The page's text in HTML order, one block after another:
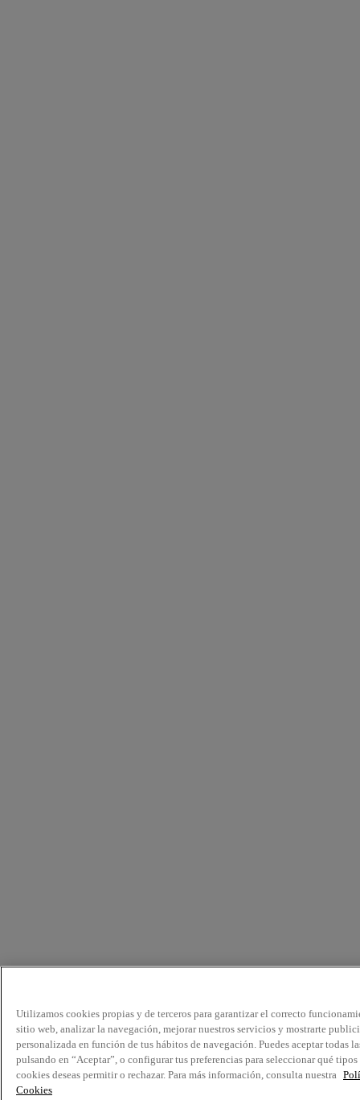
Utilizamos cookies propias y de terceros para garantizar el correcto
sitio web, analizar la navegación, mejorar nuestros servicios y mostrarte
personalizada en función de tus hábitos de navegación. Puedes aceptar todas
pulsando en “Aceptar”, o configurar tus preferencias para seleccionar qué tipos
cookies deseas permitir o rechazar. Para más información, consulta nuestra
Cookies